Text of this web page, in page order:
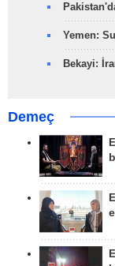
Yemen:
Bekayi:
Demeç